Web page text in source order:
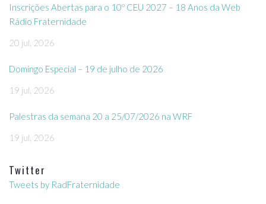
Inscrições Abertas para o 10º CEU 2027 – 18 Anos da Web
Rádio Fraternidade
20 jul, 2026
Domingo Especial – 19 de julho de 2026
19 jul, 2026
Palestras da semana 20 a 25/07/2026 na WRF
19 jul, 2026
Twitter
Tweets by RadFraternidade